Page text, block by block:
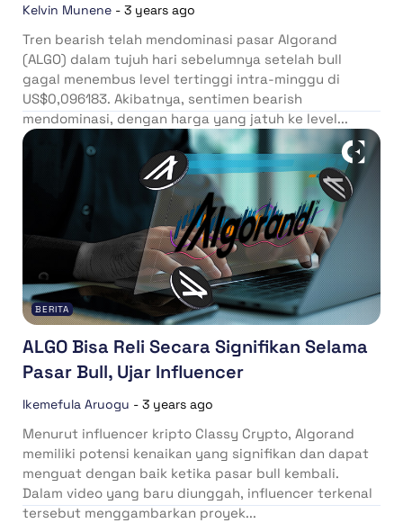
Kelvin Munene - 3 years ago
Tren bearish telah mendominasi pasar Algorand
(ALGO) dalam tujuh hari sebelumnya setelah bull
gagal menembus level tertinggi intra-minggu di
US$0,096183. Akibatnya, sentimen bearish
mendominasi, dengan harga yang jatuh ke level...
BERITA
ALGO Bisa Reli Secara Signifikan Selama
Pasar Bull, Ujar Influencer
Ikemefula Aruogu - 3 years ago
Menurut influencer kripto Classy Crypto, Algorand
memiliki potensi kenaikan yang signifikan dan dapat
menguat dengan baik ketika pasar bull kembali.
Dalam video yang baru diunggah, influencer terkenal
tersebut menggambarkan proyek...